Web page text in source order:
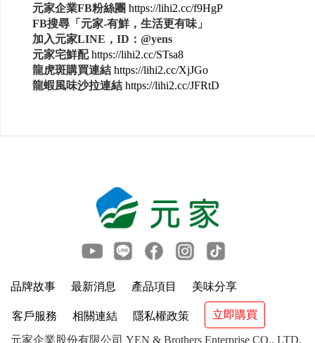
元家企業FB粉絲團 https://lihi2.cc/f9HgP
FB搜尋「元家-有鮮，生活更有味」
加入元家LINE，ID：@yens
元家宅鮮配 https://lihi2.cc/STsa8
龍虎斑購買連結 https://lihi2.cc/XjJGo
龍蝦風味沙拉連結 https://lihi2.cc/JFRtD
品牌故事 最新消息 產品項目 美味分享
客戶服務 相關連結 隱私權政策 立即購買
元家企業股份有限公司 YEN & Brothers Enterprise CO., LTD.